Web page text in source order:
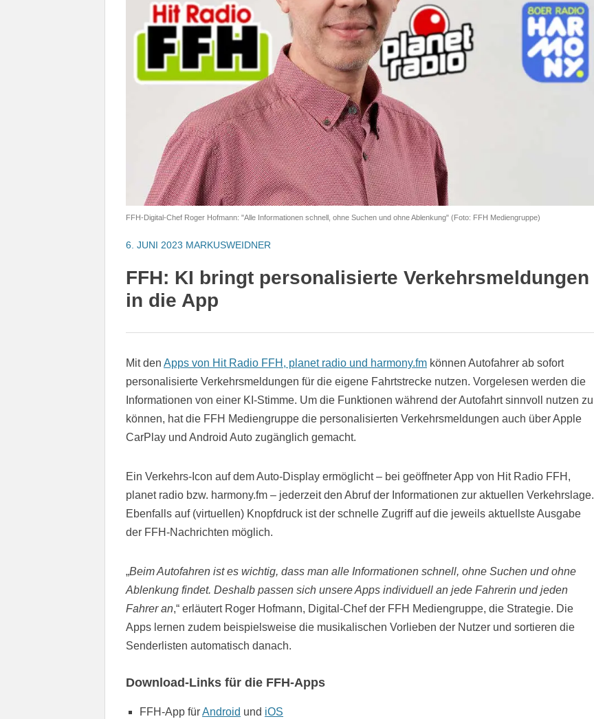
FFH-Digital-Chef Roger Hofmann: "Alle Informationen schnell, ohne Suchen und ohne Ablenkung" (Foto: FFH Mediengruppe)
6. JUNI 2023 MARKUSWEIDNER
FFH: KI bringt personalisierte Verkehrsmeldungen
in die App
Mit den Apps von Hit Radio FFH, planet radio und harmony.fm können Autofahrer ab sofort
personalisierte Verkehrsmeldungen für die eigene Fahrtstrecke nutzen. Vorgelesen werden die
Informationen von einer KI-Stimme. Um die Funktionen während der Autofahrt sinnvoll nutzen zu
können, hat die FFH Mediengruppe die personalisierten Verkehrsmeldungen auch über Apple
CarPlay und Android Auto zugänglich gemacht.
Ein Verkehrs-Icon auf dem Auto-Display ermöglicht – bei geöffneter App von Hit Radio FFH,
planet radio bzw. harmony.fm – jederzeit den Abruf der Informationen zur aktuellen Verkehrslage.
Ebenfalls auf (virtuellen) Knopfdruck ist der schnelle Zugriff auf die jeweils aktuellste Ausgabe
der FFH-Nachrichten möglich.
„Beim Autofahren ist es wichtig, dass man alle Informationen schnell, ohne Suchen und ohne
Ablenkung findet. Deshalb passen sich unsere Apps individuell an jede Fahrerin und jeden
Fahrer an,“ erläutert Roger Hofmann, Digital-Chef der FFH Mediengruppe, die Strategie. Die
Apps lernen zudem beispielsweise die musikalischen Vorlieben der Nutzer und sortieren die
Senderlisten automatisch danach.
Download-Links für die FFH-Apps
FFH-App fürAndroid und iOS